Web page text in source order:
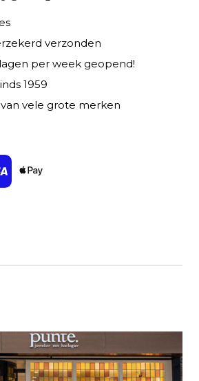
verzonden
per week geopend!
1959
vele grote merken